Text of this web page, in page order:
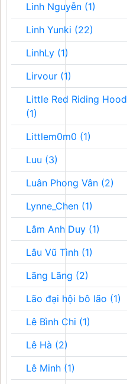
Linh Nguyễn (1)
Linh Yunki (22)
LinhLy (1)
Lirvour (1)
Little Red Riding Hood
(1)
Littlem0m0 (1)
Luu (3)
Luân Phong Vân (2)
Lynne_Chen (1)
Lâm Anh Duy (1)
Lâu Vũ Tình (1)
Lãng Lãng (2)
Lão đại hội bô lão (1)
Lê Bình Chi (1)
Lê Hà (2)
Lê Minh (1)